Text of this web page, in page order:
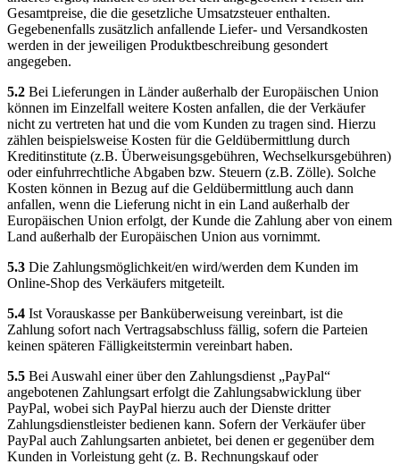
Gesamtpreise, die die gesetzliche Umsatzsteuer enthalten.
Gegebenenfalls zusätzlich anfallende Liefer- und Versandkosten
werden in der jeweiligen Produktbeschreibung gesondert
angegeben.
5.2 Bei Lieferungen in Länder außerhalb der Europäischen Union
können im Einzelfall weitere Kosten anfallen, die der Verkäufer
nicht zu vertreten hat und die vom Kunden zu tragen sind. Hierzu
zählen beispielsweise Kosten für die Geldübermittlung durch
Kreditinstitute (z.B. Überweisungsgebühren, Wechselkursgebühren)
oder einfuhrrechtliche Abgaben bzw. Steuern (z.B. Zölle). Solche
Kosten können in Bezug auf die Geldübermittlung auch dann
anfallen, wenn die Lieferung nicht in ein Land außerhalb der
Europäischen Union erfolgt, der Kunde die Zahlung aber von einem
Land außerhalb der Europäischen Union aus vornimmt.
5.3 Die Zahlungsmöglichkeit/en wird/werden dem Kunden im
Online-Shop des Verkäufers mitgeteilt.
5.4 Ist Vorauskasse per Banküberweisung vereinbart, ist die
Zahlung sofort nach Vertragsabschluss fällig, sofern die Parteien
keinen späteren Fälligkeitstermin vereinbart haben.
5.5 Bei Auswahl einer über den Zahlungsdienst „PayPal“
angebotenen Zahlungsart erfolgt die Zahlungsabwicklung über
PayPal, wobei sich PayPal hierzu auch der Dienste dritter
Zahlungsdienstleister bedienen kann. Sofern der Verkäufer über
PayPal auch Zahlungsarten anbietet, bei denen er gegenüber dem
Kunden in Vorleistung geht (z. B. Rechnungskauf oder